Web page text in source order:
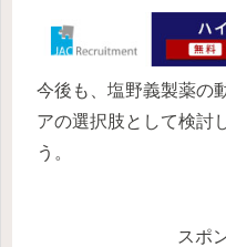
今後も、塩野義製薬の
アの選択肢として検討
う。
スポ